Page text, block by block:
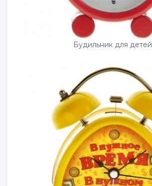
Будильник для детей